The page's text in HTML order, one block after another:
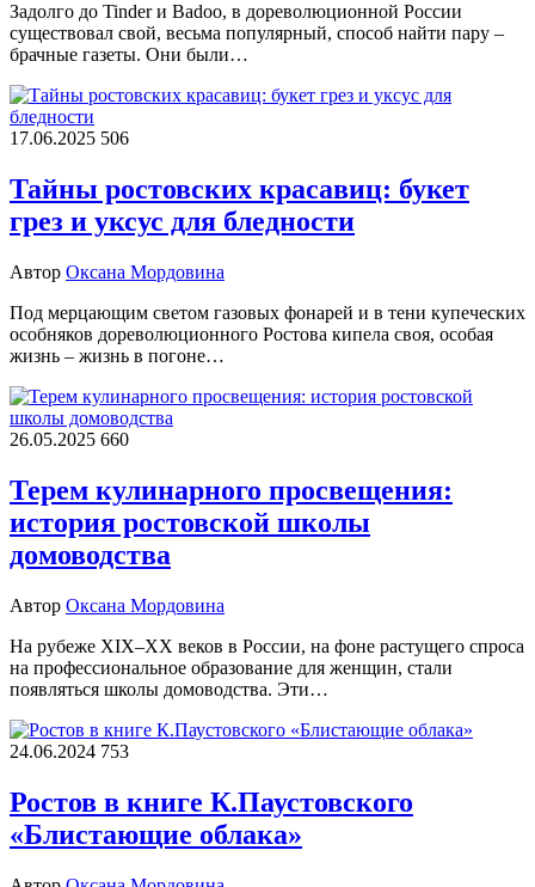
Задолго до Tinder и Badoo, в дореволюционной России
существовал свой, весьма популярный, способ найти пару –
брачные газеты. Они были…
17.06.2025 506
Тайны ростовских красавиц: букет
грез и уксус для бледности
Автор Оксана Мордовина
Под мерцающим светом газовых фонарей и в тени купеческих
особняков дореволюционного Ростова кипела своя, особая
жизнь – жизнь в погоне…
26.05.2025 660
Терем кулинарного просвещения:
история ростовской школы
домоводства
Автор Оксана Мордовина
На рубеже XIX–XX веков в России, на фоне растущего спроса
на профессиональное образование для женщин, стали
появляться школы домоводства. Эти…
24.06.2024 753
Ростов в книге К.Паустовского
«Блистающие облака»